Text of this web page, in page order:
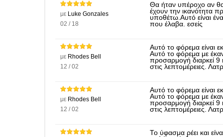
με Luke Gonzales
02 / 18
Θα ήταν υπέροχο αν
έχουν την ικανότητα
υποθέτω.Αυτό είναι
που έλαβα. εσείς
με Rhodes Bell
12 / 02
Αυτό το φόρεμα είναι
Αυτό το φόρεμα με
προσαρμογή διαρκεί
στις λεπτομέρειες.
με Rhodes Bell
12 / 02
Αυτό το φόρεμα είναι
Αυτό το φόρεμα με
προσαρμογή διαρκεί
στις λεπτομέρειες.
Το ύφασμα ρέει και